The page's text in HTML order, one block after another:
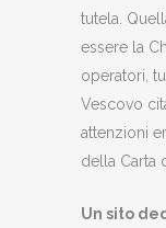
tutela.
essere la
operatori,
Vescovo
attenzioni
della Carta
Un sito